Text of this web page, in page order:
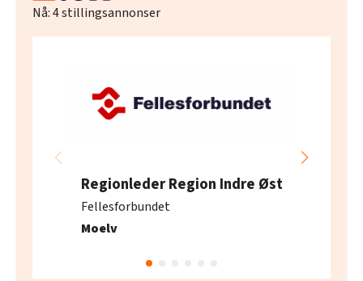
Nå:4stillingsannonser
Regionleder Region Indre Øst
Fellesforbundet
Moelv